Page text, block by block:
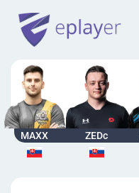
MAXX ZEDc